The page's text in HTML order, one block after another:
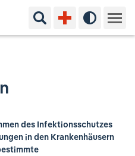
Suchbegriff eingeben
Hoher
des Infektionsschutzes
in den Krankenhäusern